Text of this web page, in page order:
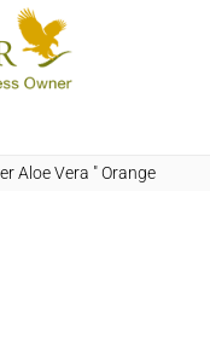
Aloe Vera "Orange